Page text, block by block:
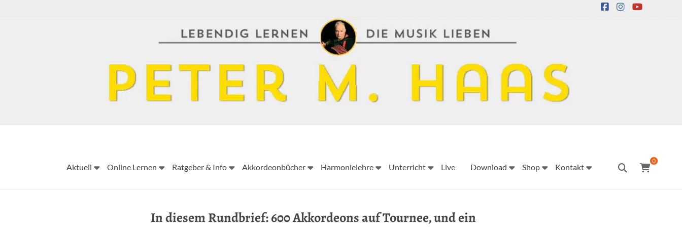
M.
Peter
0
Aktuell Online Lernen Ratgeber & Info Akkordeonbücher Harmonielehre Unterricht Live Download Shop Kontakt
In diesem Rundbrief: 600 Akkordeons auf Tournee, und ein